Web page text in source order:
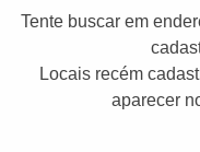
Tente buscar em
Locais recém
aparecer